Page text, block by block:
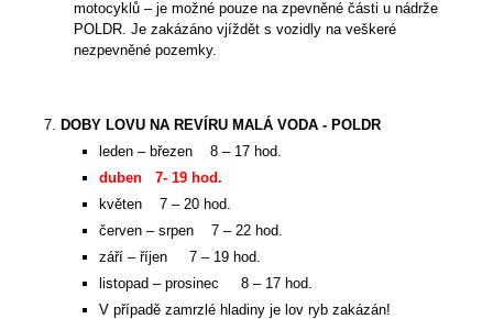
motocyklů – je možné pouze na zpevněné části u nádrže
POLDR. Je zakázáno vjíždět s vozidly na veškeré
nezpevněné pozemky.
DOBY LOVU NA REVÍRU MALÁ VODA - POLDR
leden – březen
8 – 17 hod.
duben 7- 19 hod.
květen
7 – 20 hod.
červen – srpen
7 – 22 hod.
září – říjen
7 – 19 hod.
listopad – prosinec
8 – 17 hod.
V případě zamrzlé hladiny je lov ryb zakázán!